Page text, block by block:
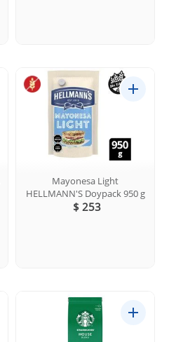
Mayonesa Light
HELLMANN'S Doypack 950 g
$ 253